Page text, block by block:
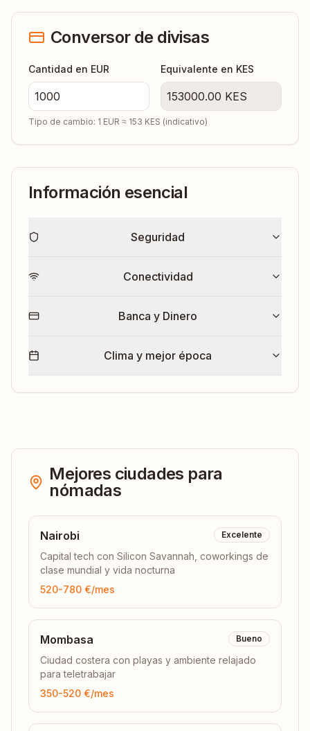
Conversor de divisas
Cantidad en EUR Equivalente en KES
153000.00 KES
Tipo de cambio: 1 EUR ≈ 153 KES (indicativo)
Información esencial
Seguridad
Conectividad
Banca y Dinero
Clima y mejor época
Mejores ciudades para
nómadas
Nairobi Excelente
Capital tech con Silicon Savannah, coworkings de
clase mundial y vida nocturna
520-780 €/mes
Mombasa Bueno
Ciudad costera con playas y ambiente relajado
para teletrabajar
350-520 €/mes